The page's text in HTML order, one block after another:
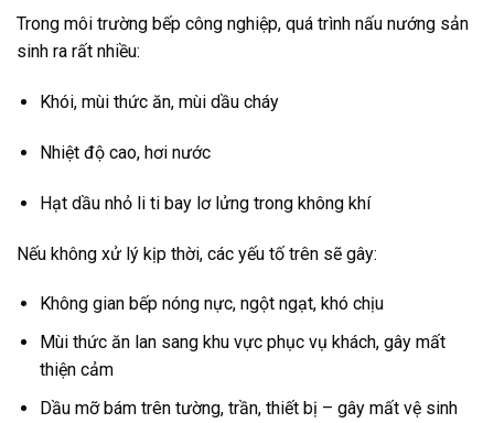
Trong môi trường bếp công nghiệp, quá trình nấu nướng sản
sinh ra rất nhiều:
Khói, mùi thức ăn, mùi dầu cháy
Nhiệt độ cao, hơi nước
Hạt dầu nhỏ li ti bay lơ lửng trong không khí
Nếu không xử lý kịp thời, các yếu tố trên sẽ gây:
Không gian bếp nóng nực, ngột ngạt, khó chịu
Mùi thức ăn lan sang khu vực phục vụ khách, gây mất
thiện cảm
Dầu mỡ bám trên tường, trần, thiết bị – gây mất vệ sinh